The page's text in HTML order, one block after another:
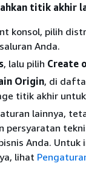
titik akhir
konsol, pilih
Anda.
, lalu pilih Create
Origin, di
titik akhir
lainnya,
persyaratan
Anda. Untuk
lihat